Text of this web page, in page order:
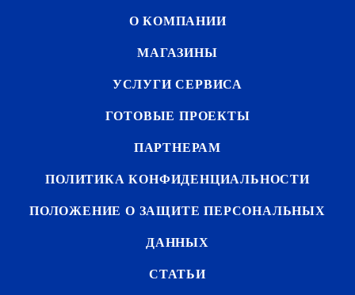
О КОМПАНИИ
МАГАЗИНЫ
УСЛУГИ СЕРВИСА
ГОТОВЫЕ ПРОЕКТЫ
ПАРТНЕРАМ
ПОЛИТИКА КОНФИДЕНЦИАЛЬНОСТИ
ПОЛОЖЕНИЕ О ЗАЩИТЕ ПЕРСОНАЛЬНЫХ
ДАННЫХ
СТАТЬИ